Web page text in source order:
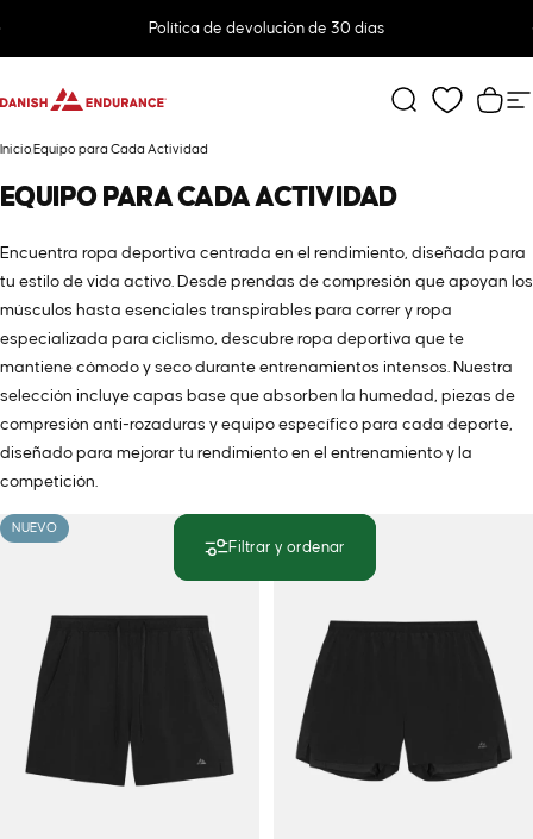
Política de devolución de 30 días
DANISH ENDURANCE Buscar
Inicio Equipo para Cada Actividad
EQUIPO PARACADAACTIVIDAD
Encuentra ropa deportiva centrada en el rendimiento, diseñada para
tu estilo de vida activo. Desde prendas de compresión que apoyan los
músculos hasta esenciales transpirables para correr y ropa
especializada para ciclismo, descubre ropa deportiva que te
mantiene cómodo y seco durante entrenamientos intensos. Nuestra
selección incluye capas base que absorben la humedad, piezas de
compresión anti-rozaduras y equipo específico para cada deporte,
diseñado para mejorar tu rendimiento en el entrenamiento y la
competición.
Filtrar y ordenar
NUEVO